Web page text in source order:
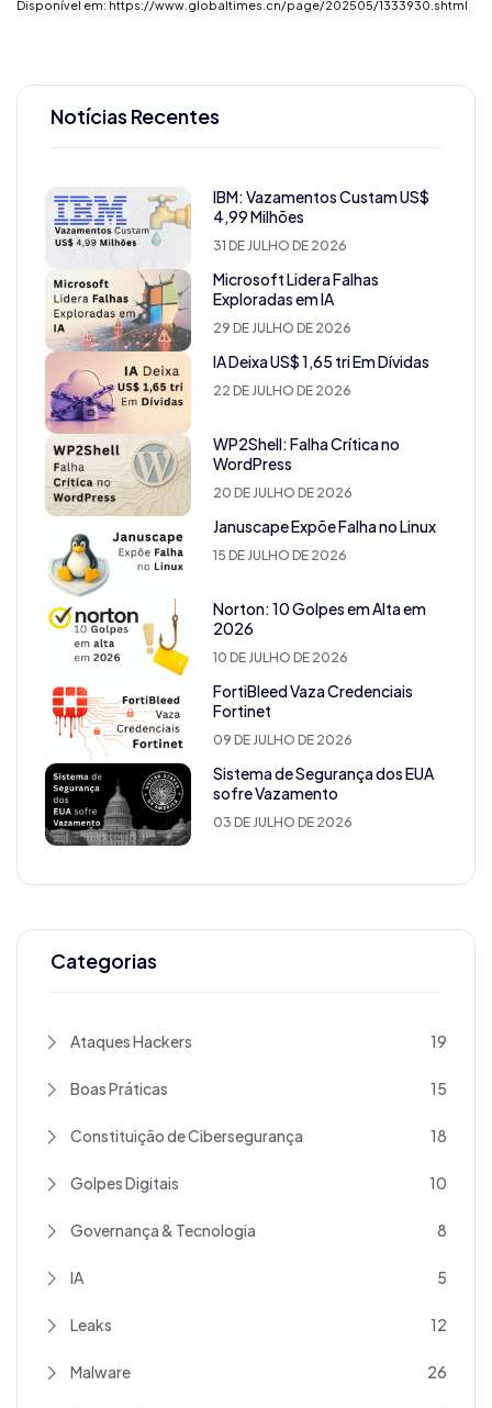
Disponível em: https://www.globaltimes.cn/page/202505/1333930.shtml
Notícias Recentes
IBM: Vazamentos Custam US$
4,99 Milhões
31 DE JULHO DE 2026
Microsoft Lidera Falhas
Exploradas em IA
29 DE JULHO DE 2026
IA Deixa US$ 1,65 tri Em Dívidas
22 DE JULHO DE 2026
WP2Shell: Falha Crítica no
WordPress
20 DE JULHO DE 2026
Januscape Expõe Falha no Linux
15 DE JULHO DE 2026
Norton: 10 Golpes em Alta em
2026
10 DE JULHO DE 2026
FortiBleed Vaza Credenciais
Fortinet
09 DE JULHO DE 2026
Sistema de Segurança dos EUA
sofre Vazamento
03 DE JULHO DE 2026
Categorias
Ataques Hackers 19
Boas Práticas 15
Constituição de Cibersegurança 18
Golpes Digitais 10
Governança & Tecnologia 8
IA 5
Leaks 12
Malware 26